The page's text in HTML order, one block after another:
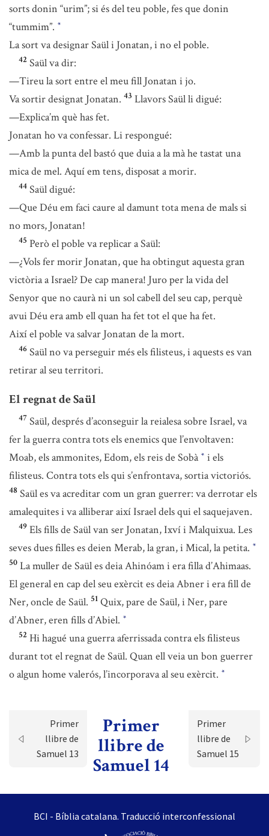
sorts donin “urim”; si és del teu poble, fes que donin
“tummim”. *
La sort va designar Saül i Jonatan, i no el poble.
42 Saül va dir:
—Tireu la sort entre el meu fill Jonatan i jo.
Va sortir designat Jonatan. 43 Llavors Saül li digué:
—Explica’m què has fet.
Jonatan ho va confessar. Li respongué:
—Amb la punta del bastó que duia a la mà he tastat una
mica de mel. Aquí em tens, disposat a morir.
44 Saül digué:
—Que Déu em faci caure al damunt tota mena de mals si
no mors, Jonatan!
45 Però el poble va replicar a Saül:
—¿Vols fer morir Jonatan, que ha obtingut aquesta gran
victòria a Israel? De cap manera! Juro per la vida del
Senyor que no caurà ni un sol cabell del seu cap, perquè
avui Déu era amb ell quan ha fet tot el que ha fet.
Així el poble va salvar Jonatan de la mort.
46 Saül no va perseguir més els filisteus, i aquests es van
retirar al seu territori.
El regnat de Saül
47 Saül, després d’aconseguir la reialesa sobre Israel, va
fer la guerra contra tots els enemics que l’envoltaven:
Moab, els ammonites, Edom, els reis de Sobà * i els
filisteus. Contra tots els qui s’enfrontava, sortia victoriós.
48 Saül es va acreditar com un gran guerrer: va derrotar els
amalequites i va alliberar així Israel dels qui el saquejaven.
49 Els fills de Saül van ser Jonatan, Ixví i Malquixua. Les
seves dues filles es deien Merab, la gran, i Mical, la petita. *
50 La muller de Saül es deia Ahinóam i era filla d’Ahimaas.
El general en cap del seu exèrcit es deia Abner i era fill de
Ner, oncle de Saül. 51 Quix, pare de Saül, i Ner, pare
d’Abner, eren fills d’Abiel. *
52 Hi hagué una guerra aferrissada contra els filisteus
durant tot el regnat de Saül. Quan ell veia un bon guerrer
o algun home valerós, l’incorporava al seu exèrcit. *
Primer
llibre de
Samuel 13
Primer
llibre de
Samuel 14
Primer
llibre de
Samuel 15
BCI - Bíblia catalana. Traducció interconfessional